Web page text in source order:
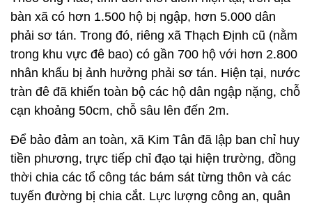
bàn xã có hơn 1.500 hộ bị ngập, hơn 5.000 dân
phải sơ tán. Trong đó, riêng xã Thạch Định cũ (nằm
trong khu vực đê bao) có gần 700 hộ với hơn 2.800
nhân khẩu bị ảnh hưởng phải sơ tán. Hiện tại, nước
tràn đê đã khiến toàn bộ các hộ dân ngập nặng, chỗ
cạn khoảng 50cm, chỗ sâu lên đến 2m.
Để bảo đảm an toàn, xã Kim Tân đã lập ban chỉ huy
tiền phương, trực tiếp chỉ đạo tại hiện trường, đồng
thời chia các tổ công tác bám sát từng thôn và các
tuyến đường bị chia cắt. Lực lượng công an, quân